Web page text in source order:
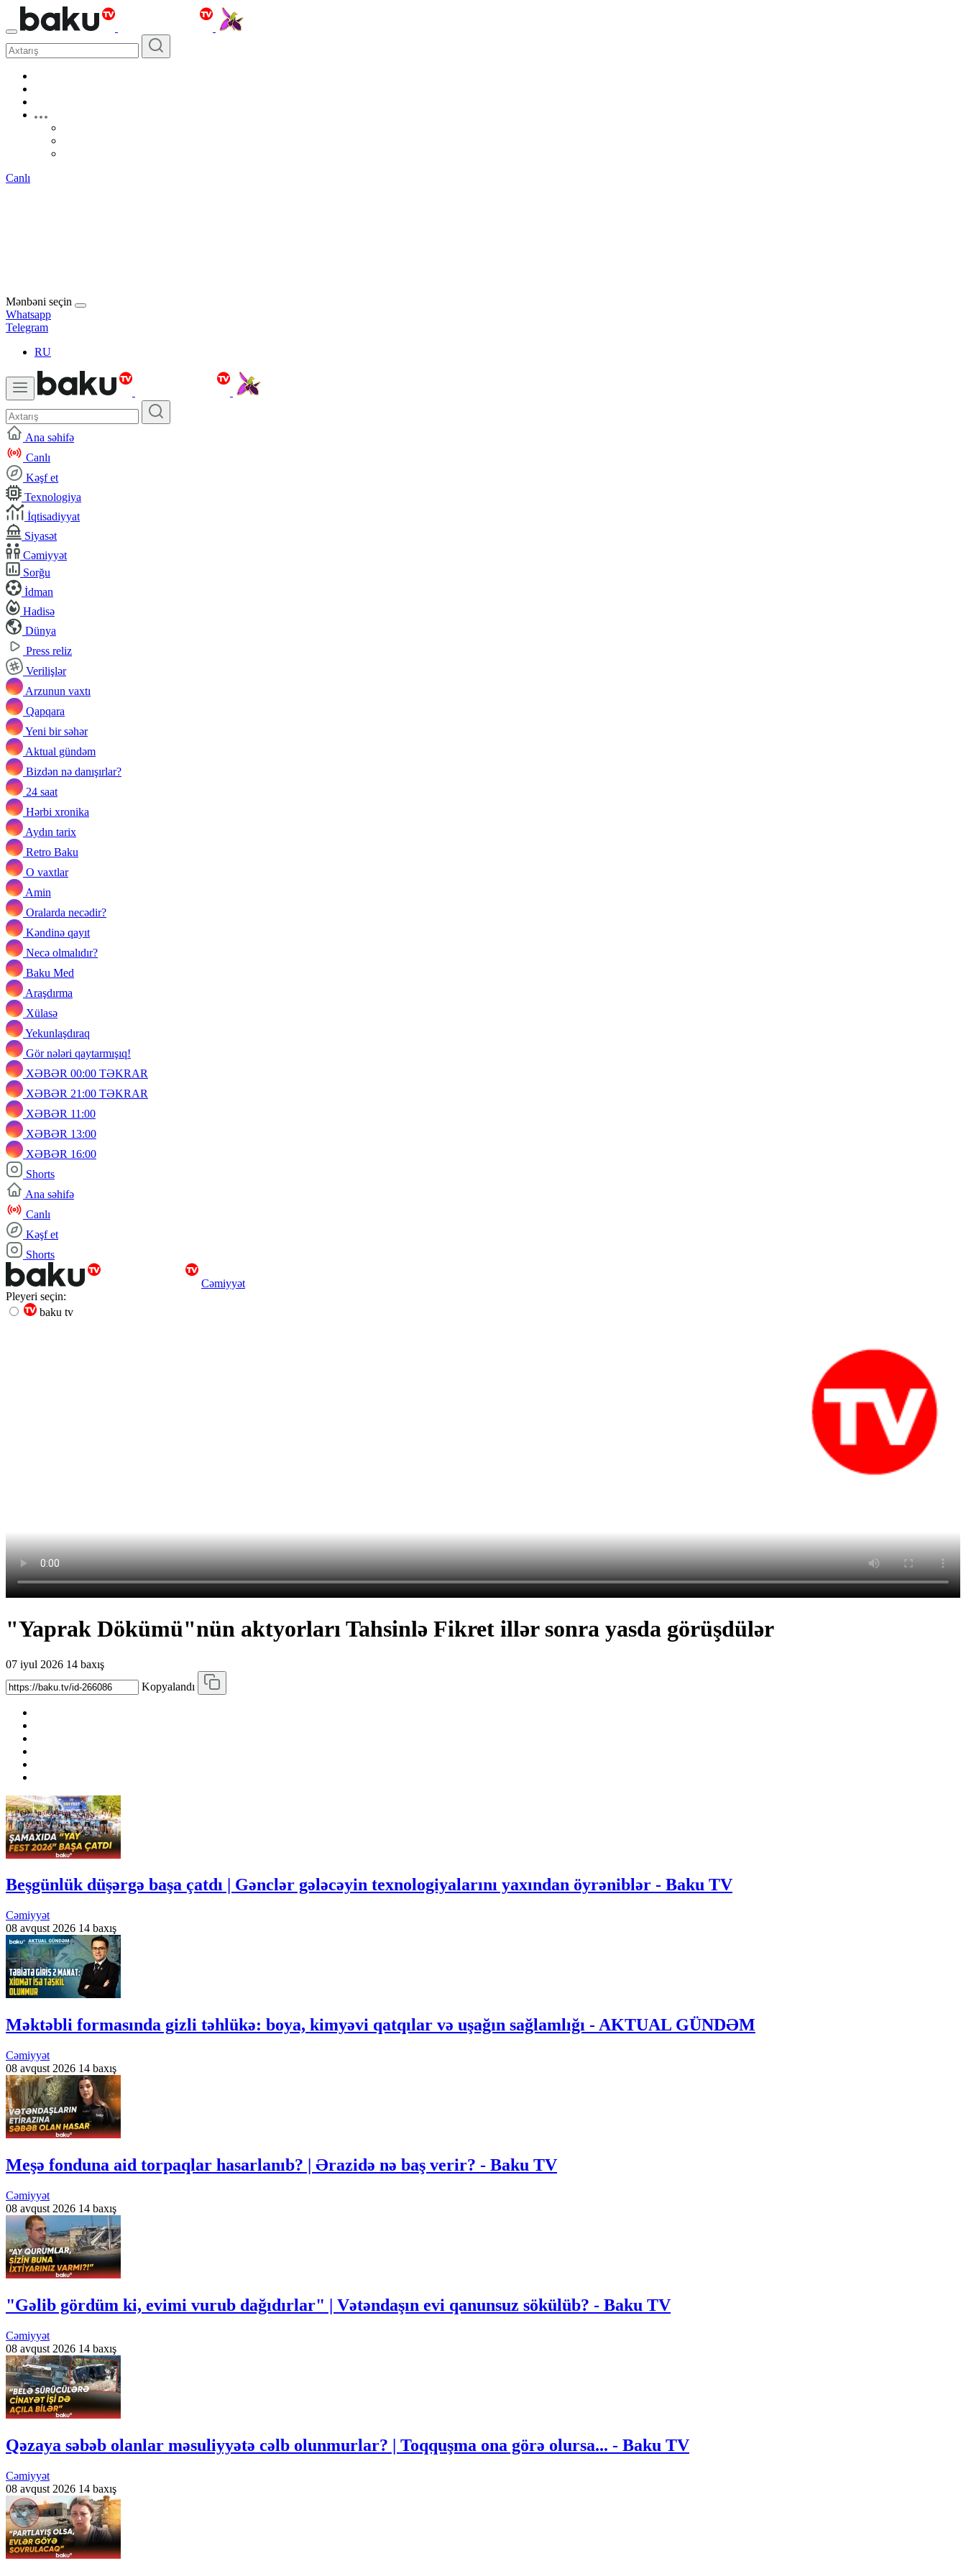
Canlı
Mənbəni seçin
Whatsapp
Telegram
RU
Ana səhifə
Canlı
Kəşf et
Texnologiya
İqtisadiyyat
Siyasət
Cəmiyyət
Sorğu
İdman
Hadisə
Dünya
Press reliz
Verilişlər
Arzunun vaxtı
Qapqara
Yeni bir səhər
Aktual gündəm
Bizdən nə danışırlar?
24 saat
Hərbi xronika
Aydın tarix
Retro Baku
O vaxtlar
Amin
Oralarda necədir?
Kəndinə qayıt
Necə olmalıdır?
Baku Med
Araşdırma
Xülasə
Yekunlaşdıraq
Gör nələri qaytarmışıq!
XƏBƏR 00:00 TƏKRAR
XƏBƏR 21:00 TƏKRAR
XƏBƏR 11:00
XƏBƏR 13:00
XƏBƏR 16:00
Shorts
Ana səhifə
Canlı
Kəşf et
Shorts
Cəmiyyət
Pleyeri seçin:
baku tv
"Yaprak Dökümü"nün aktyorları Tahsinlə Fikret illər sonra yasda görüşdülər
07 iyul 2026 14 baxış
Kopyalandı
Beşgünlük düşərgə başa çatdı | Gənclər gələcəyin texnologiyalarını yaxından öyrəniblər - Baku TV
Cəmiyyət
08 avqust 2026 14 baxış
Məktəbli formasında gizli təhlükə: boya, kimyəvi qatqılar və uşağın sağlamlığı - AKTUAL GÜNDƏM
Cəmiyyət
08 avqust 2026 14 baxış
Meşə fonduna aid torpaqlar hasarlanıb? | Ərazidə nə baş verir? - Baku TV
Cəmiyyət
08 avqust 2026 14 baxış
"Gəlib gördüm ki, evimi vurub dağıdırlar" | Vətəndaşın evi qanunsuz sökülüb? - Baku TV
Cəmiyyət
08 avqust 2026 14 baxış
Qəzaya səbəb olanlar məsuliyyətə cəlb olunmurlar? | Toqquşma ona görə olursa... - Baku TV
Cəmiyyət
08 avqust 2026 14 baxış